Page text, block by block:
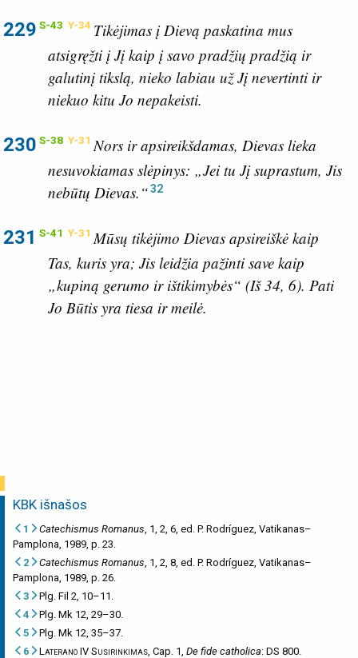
229 S-43 Y-34 Tikėjimas į Dievą paskatina mus
atsigręžti į Jį kaip į savo pradžių pradžią ir
galutinį tikslą, nieko labiau už Jį nevertinti ir
niekuo kitu Jo nepakeisti.
230 S-38 Y-31 Nors ir apsireikšdamas, Dievas lieka
nesuvokiamas slėpinys: „Jei tu Jį suprastum, Jis
nebūtų Dievas.“32
231 S-41 Y-31 Mūsų tikėjimo Dievas apsireiškė kaip
Tas, kuris yra; Jis leidžia pažinti save kaip
„kupiną gerumo ir ištikimybės“ (Iš 34, 6). Pati
Jo Būtis yra tiesa ir meilė.
KBK išnašos
1 Catechismus Romanus, 1, 2, 6, ed. P. Rodríguez, Vatikanas–
Pamplona, 1989, p. 23.
2
Catechismus Romanus, 1, 2, 8, ed. P. Rodríguez, Vatikanas–
Pamplona, 1989, p. 26.
3
Plg. Fil 2, 10–11.
4
Plg. Mk 12, 29–30.
5
Plg. Mk 12, 35–37.
6
Laterano IV Susirinkimas, Cap. 1, De fide catholica: DS 800.